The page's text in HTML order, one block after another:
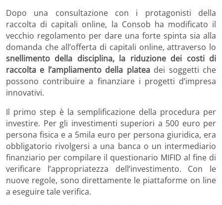
Dopo una consultazione con i protagonisti della
raccolta di capitali online, la Consob ha modificato il
vecchio regolamento per dare una forte spinta sia alla
domanda che all’offerta di capitali online, attraverso lo
snellimento della disciplina, la riduzione dei costi di
raccolta e l’ampliamento della plateadei soggetti che
possono contribuire a finanziare i progetti d’impresa
innovativi.
Il primo step è la semplificazione della procedura per
investire. Per gli investimenti superiori a 500 euro per
persona fisica e a 5mila euro per persona giuridica, era
obbligatorio rivolgersi a una banca o un intermediario
finanziario per compilare il questionario MIFID al fine di
verificare l’appropriatezza dell’investimento. Con le
nuove regole, sono direttamente le piattaforme on line
a eseguire tale verifica.